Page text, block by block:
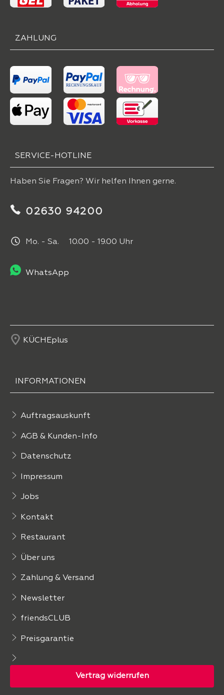
ZAHLUNG
SERVICE-HOTLINE
Haben Sie Fragen? Wir helfen Ihnen gerne.
02630 94200
Mo. - Sa. 10.00 - 19.00 Uhr
WhatsApp
KÜCHEplus
INFORMATIONEN
Auftragsauskunft
AGB & Kunden-Info
Datenschutz
Impressum
Jobs
Kontakt
Restaurant
Über uns
Zahlung & Versand
Newsletter
friendsCLUB
Preisgarantie